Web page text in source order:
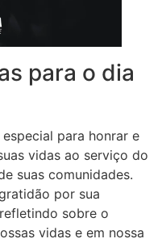
para o dia
para honrar e
vidas ao serviço do
suas comunidades.
por sua
sobre o
vidas e em nossa